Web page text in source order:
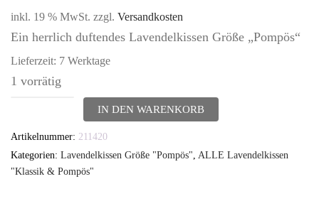
inkl. 19 % MwSt. zzgl. Versandkosten
Ein herrlich duftendes Lavendelkissen Größe „Pompös“
Lieferzeit: 7 Werktage
1 vorrätig
TUTGUT-
Kissen
IN DEN WARENKORB
Artikelnummer: 211420
Kategorien: Lavendelkissen Größe "Pompös" ALLE Lavendelkissen
"Klassik & Pompös"